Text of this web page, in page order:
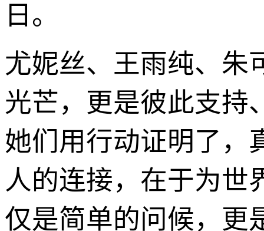
日。
尤妮丝、王雨纯、朱
光芒，更是彼此支持
她们用行动证明了，
人的连接，在于为世
仅是简单的问候，更